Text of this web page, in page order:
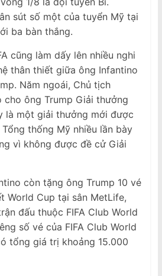
sút số một của tuyển Mỹ tại
ba bàn thắng.
cũng làm dấy lên nhiều nghi
thân thiết giữa ông Infantino
Năm ngoái, Chủ tịch
ông Trump Giải thưởng
là một giải thưởng mới được
Tổng thống Mỹ nhiều lần bày
vì không được đề cử Giải
còn tặng ông Trump 10 vé
World Cup tại sân MetLife,
đấu thuộc FIFA Club World
số vé của FIFA Club World
tổng giá trị khoảng 15.000